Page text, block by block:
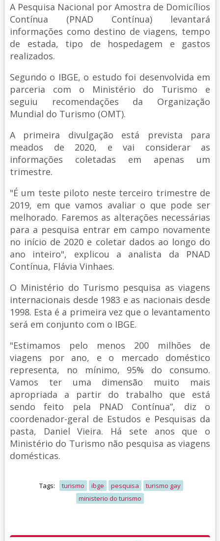
A Pesquisa Nacional por Amostra de Domicílios
Contínua (PNAD Contínua) levantará
informações como destino de viagens, tempo
de estada, tipo de hospedagem e gastos
realizados.
Segundo o IBGE, o estudo foi desenvolvida em
parceria com o Ministério do Turismo e
seguiu recomendações da Organização
Mundial do Turismo (OMT).
A primeira divulgação está prevista para
meados de 2020, e vai considerar as
informações coletadas em apenas um
trimestre.
"É um teste piloto neste terceiro trimestre de
2019, em que vamos avaliar o que pode ser
melhorado. Faremos as alterações necessárias
para a pesquisa entrar em campo novamente
no início de 2020 e coletar dados ao longo do
ano inteiro", explicou a analista da PNAD
Contínua, Flávia Vinhaes.
O Ministério do Turismo pesquisa as viagens
internacionais desde 1983 e as nacionais desde
1998. Esta é a primeira vez que o levantamento
será em conjunto com o IBGE.
"Estimamos pelo menos 200 milhões de
viagens por ano, e o mercado doméstico
representa, no mínimo, 95% do consumo.
Vamos ter uma dimensão muito mais
apropriada a partir do trabalho que está
sendo feito pela PNAD Contínua”, diz o
coordenador-geral de Estudos e Pesquisas da
pasta, Daniel Vieira. Há sete anos que o
Ministério do Turismo não pesquisa as viagens
domésticas.
Tags: turismo ibge pesquisa
turismo gay
ministerio do turismo